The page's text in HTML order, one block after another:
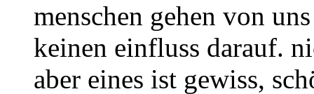
menschen gehen von
keinen einfluss darauf.
aber eines ist gewiss,